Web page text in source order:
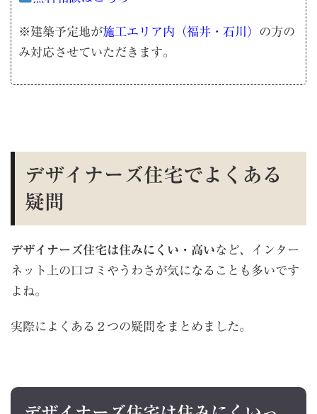
※建築予定地が施工エリア内（福井・石川） の方の
み対応させていただきます。
デザイナーズ住宅でよくある
疑問
デザイナーズ住宅は住みにくい・高いなど、インター
ネット上の口コミやうわさが気になることも多いです
よね。
実際によくある２つの疑問をまとめました。